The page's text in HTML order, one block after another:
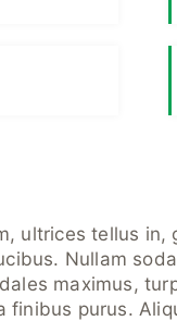
ultrices tellus in,
Nullam
maximus,
finibus purus.